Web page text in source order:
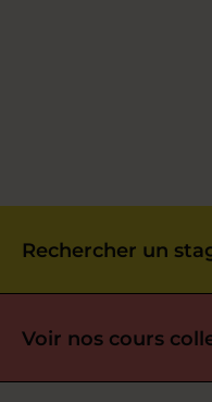
Rechercher un
Voir nos cours